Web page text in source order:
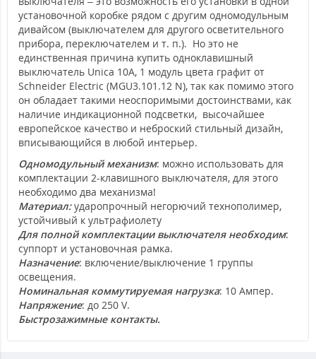
установочной коробке рядом с другим одномодульным
дивайсом (выключателем для другого осветительного
прибора, переключателем и т. п.). Но это не
единственная причина купить одноклавишный
выключатель Unica 10А, 1 модуль цвета графит от
Schneider Electric (MGU3.101.12 N), так как помимо этого
он обладает такими неоспоримыми достоинствами, как
наличие индикационной подсветки, высочайшее
европейское качество и неброский стильный дизайн,
вписывающийся в любой интерьер.
Одномодульный механизм: можно использовать для
комплектации 2-клавишного выключателя, для этого
необходимо два механизма!
Материал:ударопрочный негорючий технополимер,
устойчивый к ультрафиолету
Для полной комплектации выключателя необходим:
суппорт и установочная рамка.
Назначение: включение/выключение 1 группы
освещения.
Номинальная коммутируемая нагрузка: 10 Ампер.
Напряжение: до 250 V.
Быстрозажимные контакты.